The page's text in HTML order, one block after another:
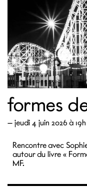
formes
— jeudi 4 juin 2026 à 19h
Rencontre avec
autour du livre «
MF.